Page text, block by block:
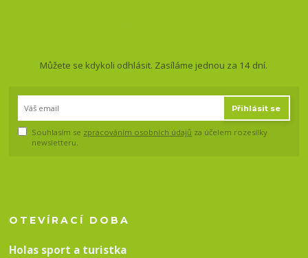
Můžete se kdykoli odhlásit. Zasíláme jednou za 14 dní.
Přihlásit se
Souhlasím se zpracováním osobních údajů za účelem rozesílky
newsletteru.
OTEVÍRACÍ DOBA
Holas sport a turistka